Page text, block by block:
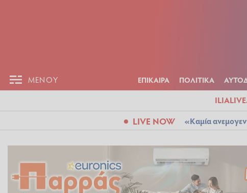
ΜΕΝΟΥ ΕΠΙΚΑΙΡΑ ΠΟΛΙΤΙΚΑ
LIVE NOW «Καμία